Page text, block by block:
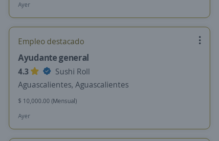
Ayer
Empleo destacado
Ayudante general
4.3
Sushi Roll
Aguascalientes, Aguascalientes
$ 10,000.00 (Mensual)
Ayer